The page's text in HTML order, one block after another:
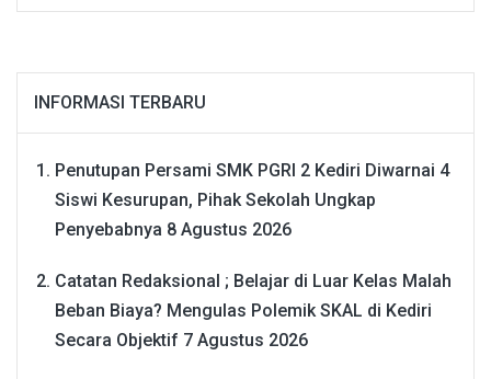
INFORMASI TERBARU
Penutupan Persami SMK PGRI 2 Kediri Diwarnai 4
Siswi Kesurupan, Pihak Sekolah Ungkap
Penyebabnya 8 Agustus 2026
Catatan Redaksional ; Belajar di Luar Kelas Malah
Beban Biaya? Mengulas Polemik SKAL di Kediri
Secara Objektif 7 Agustus 2026